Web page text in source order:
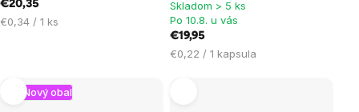
€20,35
Jednotková
€0,34 / 1 ks
Skladom > 5 ks
Po 10.8. u vás
€19,95
Jednotková
€0,22 / 1 kapsula
Nový obal